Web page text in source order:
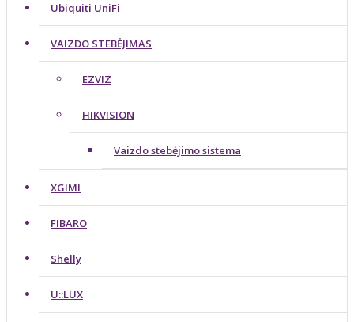
Ubiquiti UniFi
VAIZDO STEBĖJIMAS
EZVIZ
HIKVISION
Vaizdo stebėjimo sistema
XGIMI
FIBARO
Shelly
U::LUX